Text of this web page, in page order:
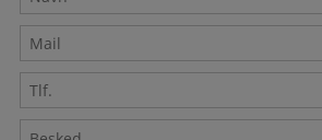
Mail *
Tlf.
Besked